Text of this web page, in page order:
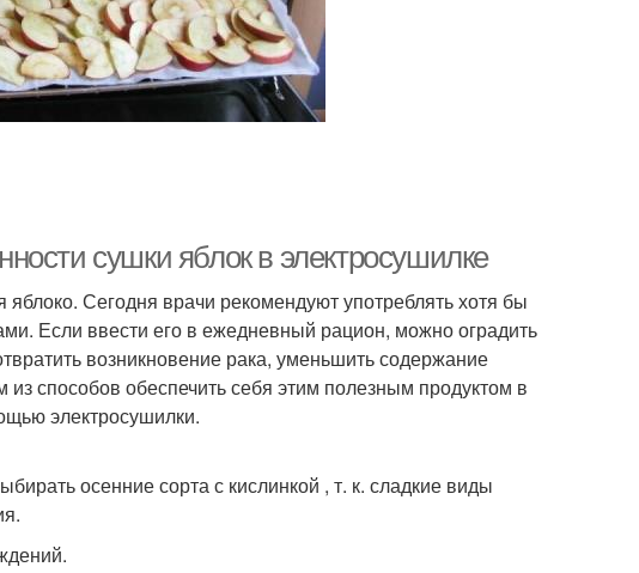
сушки яблок в электросушилке
Сегодня врачи рекомендуют употреблять хотя бы
Если ввести его в ежедневный рацион, можно оградить
возникновение рака, уменьшить содержание
способов обеспечить себя этим полезным продуктом в
электросушилки.
осенние сорта с кислинкой , т. к. сладкие виды